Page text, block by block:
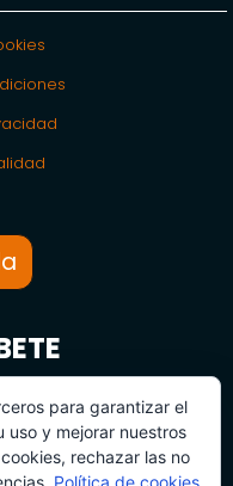
para garantizar el
uso y mejorar nuestros
rechazar las no
Política de cookies